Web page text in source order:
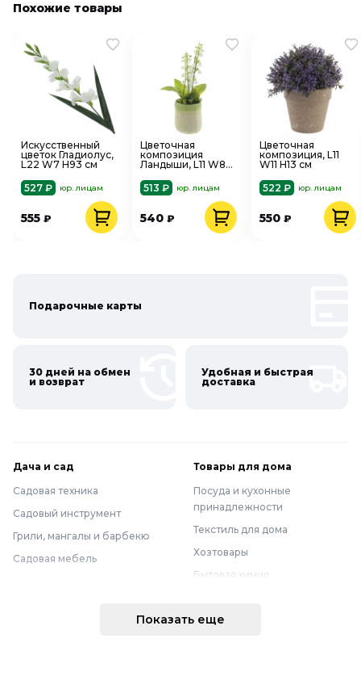
Похожие товары
Искусственный
цветок Гладиолус,
L22 W7 H93 см
527 ₽
юр. лицам
555 ₽
Цветочная
композиция
Ландыши, L11 W8
513 ₽
юр. лицам
540 ₽
Цветочная
композиция, L11
W11 H13 см
522 ₽
юр. лицам
550 ₽
Подарочные карты
30 дней на обмен
и возврат
Удобная и быстрая
доставка
Дача и сад
Садовая техника
Садовый инструмент
Грили, мангалы и барбекю
Садовая мебель
Товары для дома
Посуда и кухонные
принадлежности
Текстиль для дома
Хозтовары
Бытовая химия
Мебель
Показать еще